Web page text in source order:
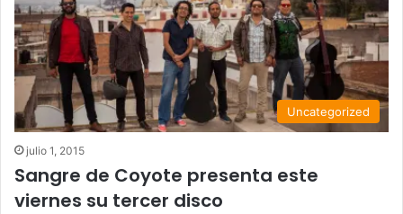
Uncategorized
julio 1, 2015
Sangre de Coyote presenta este
viernes su tercer disco